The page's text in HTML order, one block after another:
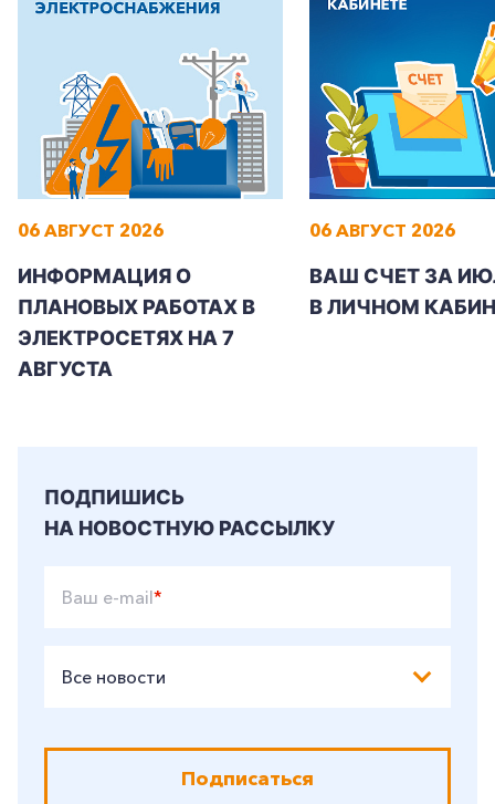
06 АВГУСТ 2026
ИНФОРМАЦИЯ О
ПЛАНОВЫХ РАБОТАХ В
ЭЛЕКТРОСЕТЯХ НА 7
АВГУСТА
06 АВГУСТ 2026
ВАШ СЧЕТ ЗА
В ЛИЧНОМ
ПОДПИШИСЬ
НА НОВОСТНУЮ РАССЫЛКУ
Ваш e-mail*
Все новости
Подписаться